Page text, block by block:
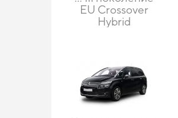
EU Crossover
Hybrid